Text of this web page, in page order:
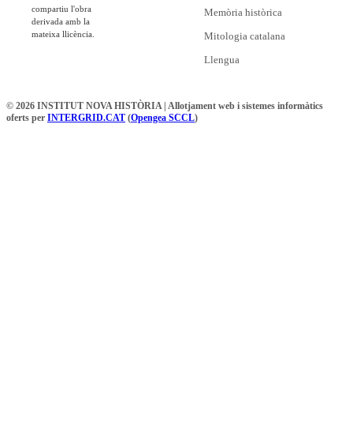
compartiu l'obra
derivada amb la
mateixa llicència.
Memòria històrica
Mitologia catalana
Llengua
© 2026 INSTITUT NOVA HISTÒRIA | Allotjament web i sistemes informàtics
oferts per INTERGRID.CAT (Opengea SCCL)